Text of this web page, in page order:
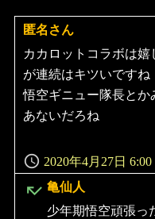
匿名さん
よ
り:
2020年4月27日 6:00
カカロットコラボは嬉
が連続はキツいですね
悟空ギニュー隊長とか
あないだろね
亀仙人
よ
少年期悟空頑張っ